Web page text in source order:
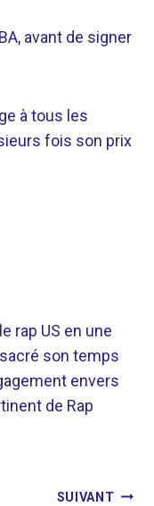
avant de signer
à tous les
fois son prix
rap US en une
son temps
envers
de Rap
SUIVANT